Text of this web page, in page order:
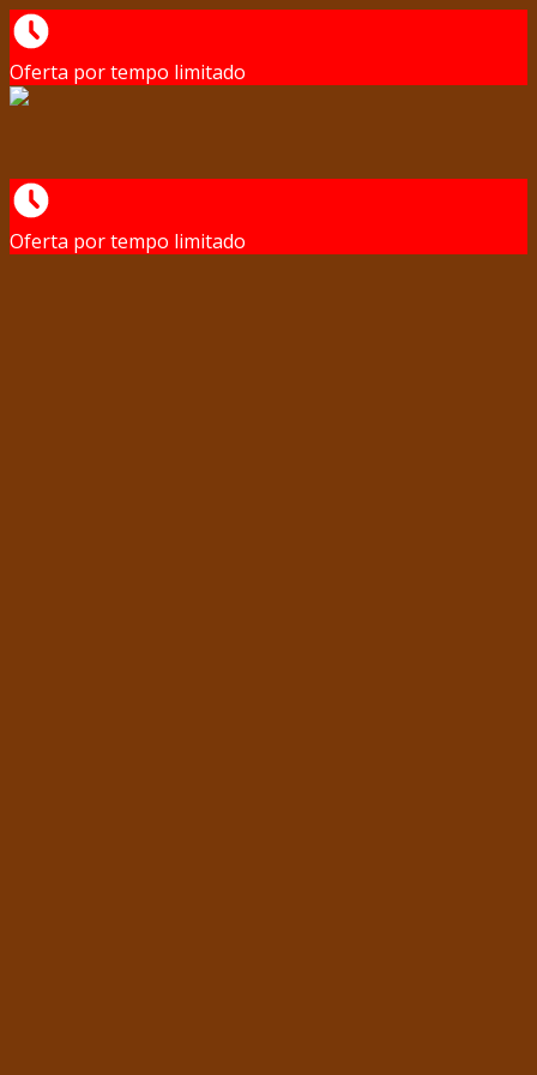
Oferta por tempo limitado
Oferta por tempo limitado